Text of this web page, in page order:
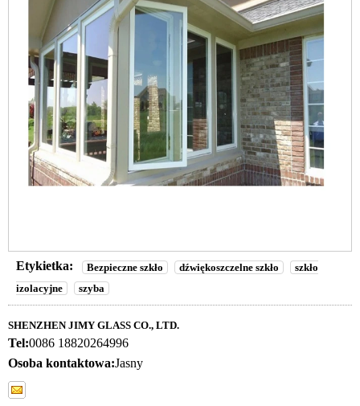
Etykietka: Bezpieczne szkło dźwiękoszczelne szkło
szkło
izolacyjne
szyba
SHENZHEN JIMY GLASS CO., LTD.
Tel:0086 18820264996
Osoba kontaktowa:Jasny